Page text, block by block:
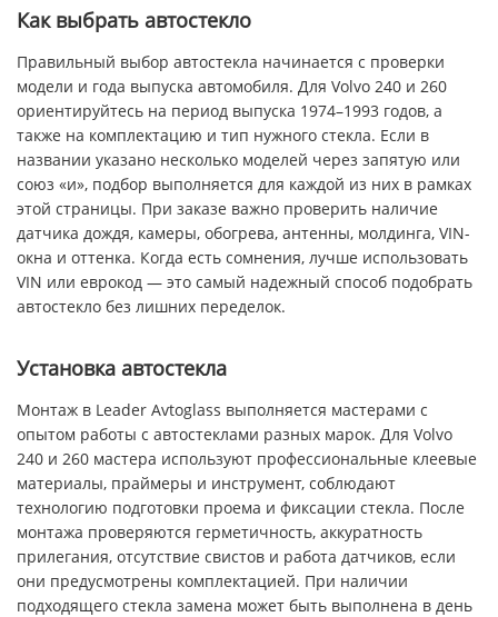
Как выбрать автостекло
Правильный выбор автостекла начинается с проверки
модели и года выпуска автомобиля. Для Volvo 240 и 260
ориентируйтесь на период выпуска 1974–1993 годов, а
также на комплектацию и тип нужного стекла. Если в
названии указано несколько моделей через запятую или
союз «и», подбор выполняется для каждой из них в рамках
этой страницы. При заказе важно проверить наличие
датчика дождя, камеры, обогрева, антенны, молдинга, VIN-
окна и оттенка. Когда есть сомнения, лучше использовать
VIN или еврокод — это самый надежный способ подобрать
автостекло без лишних переделок.
Установка автостекла
Монтаж в Leader Avtoglass выполняется мастерами с
опытом работы с автостеклами разных марок. Для Volvo
240 и 260 мастера используют профессиональные клеевые
материалы, праймеры и инструмент, соблюдают
технологию подготовки проема и фиксации стекла. После
монтажа проверяются герметичность, аккуратность
прилегания, отсутствие свистов и работа датчиков, если
они предусмотрены комплектацией. При наличии
подходящего стекла замена может быть выполнена в день